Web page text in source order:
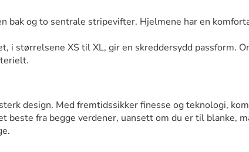
bak og to sentrale stripevifter. Hjelmene har en
i størrelsene XS til XL, gir en skreddersydd passform.
design. Med fremtidssikker finesse og teknologi,
fra begge verdener, uansett om du er til blanke,